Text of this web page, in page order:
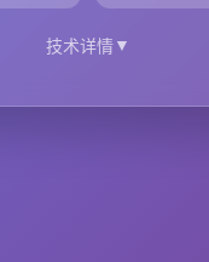
技术详情▼